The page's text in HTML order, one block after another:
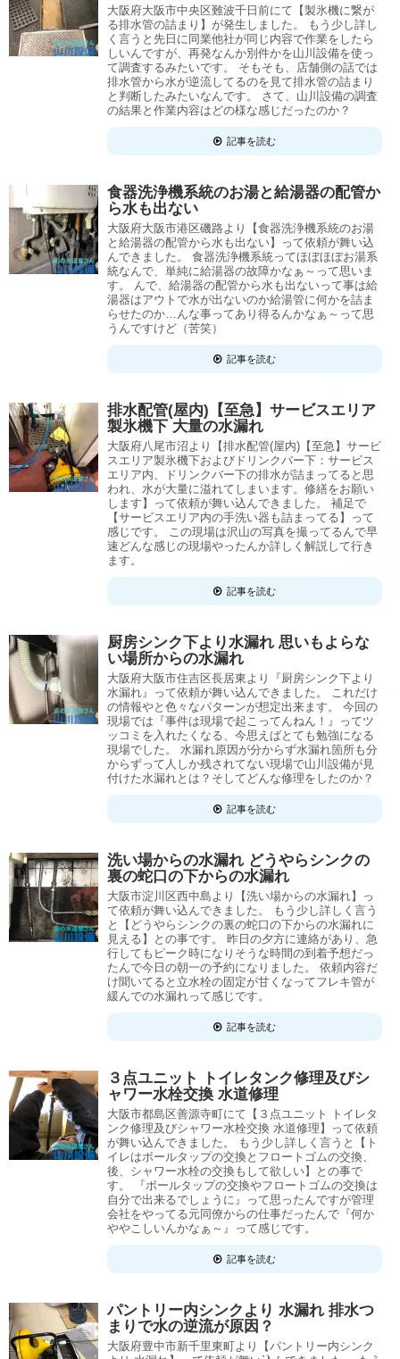
大阪府大阪市中央区難波千日前にて【製氷機に繋が
る排水管の詰まり】が発生しました。 もう少し詳し
く言うと先日に同業他社が同じ内容で作業をしたら
しいんですが、再発なんか別件かを山川設備を使っ
て調査するみたいです。 そもそも、店舗側の話では
排水管から水が逆流してるのを見て排水管の詰まり
と判断したみたいなんです。 さて、山川設備の調査
の結果と作業内容はどの様な感じだったのか？
記事を読む
食器洗浄機系統のお湯と給湯器の配管か
ら水も出ない
大阪府大阪市港区磯路より【食器洗浄機系統のお湯
と給湯器の配管から水も出ない】って依頼が舞い込
んできました。 食器洗浄機系統ってほぼほぼお湯系
統なんで、単純に給湯器の故障かなぁ～って思いま
す。 んで、給湯器の配管から水も出ないって事は給
湯器はアウトで水が出ないのか給湯管に何かを詰ま
らせたのか…んな事ってあり得るんかなぁ～って思
うんですけど（苦笑）
記事を読む
排水配管(屋内)【至急】サービスエリア
製氷機下 大量の水漏れ
大阪府八尾市沼より【排水配管(屋内)【至急】サービ
スエリア製氷機下およびドリンクバー下：サービス
エリア内、ドリンクバー下の排水が詰まってると思
われ、水が大量に溢れてしまいます。修繕をお願い
します】って依頼が舞い込んできました。 補足で
【サービスエリア内の手洗い器も詰まってる】って
感じです。 この現場は沢山の写真を撮ってるんで早
速どんな感じの現場やったんか詳しく解説して行き
ます。
記事を読む
厨房シンク下より水漏れ 思いもよらな
い場所からの水漏れ
大阪府大阪市住吉区長居東より『厨房シンク下より
水漏れ』って依頼が舞い込んできました。 これだけ
の情報やと色々なパターンが想定出来ます。 今回の
現場では『事件は現場で起こってんねん！』ってツ
ッコミを入れたくなる、今思えばとても勉強になる
現場でした。 水漏れ原因が分からず水漏れ箇所も分
からずって人しか残されてない現場で山川設備が見
付けた水漏れとは？そしてどんな修理をしたのか？
記事を読む
洗い場からの水漏れ どうやらシンクの
裏の蛇口の下からの水漏れ
大阪市淀川区西中島より【洗い場からの水漏れ】っ
て依頼が舞い込んできました。 もう少し詳しく言う
と【どうやらシンクの裏の蛇口の下からの水漏れに
見える】との事です。 昨日の夕方に連絡があり、急
行してもピーク時になりそうな時間の到着予想だっ
たんで今日の朝一の予約になりました。 依頼内容だ
け聞いてると立水栓の固定が甘くなってフレキ管が
緩んでの水漏れって感じです。
記事を読む
３点ユニット トイレタンク修理及びシ
ャワー水栓交換 水道修理
大阪市都島区善源寺町にて【３点ユニット トイレタ
ンク修理及びシャワー水栓交換 水道修理】って依頼
が舞い込んできました。 もう少し詳しく言うと【ト
イレはボールタップの交換とフロートゴムの交換、
後、シャワー水栓の交換もして欲しい】との事で
す。 『ボールタップの交換やフロートゴムの交換は
自分で出来るでしょうに』って思ったんですが管理
会社をやってる元同僚からの仕事だったんで『何か
ややこしいんかなぁ～』って感じです。
記事を読む
パントリー内シンクより 水漏れ 排水つ
まりで水の逆流が原因？
大阪府豊中市新千里東町より【パントリー内シンク